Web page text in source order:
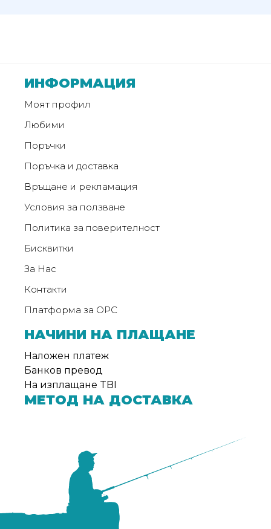
ИНФОРМАЦИЯ
Моят профил
Любими
Поръчки
Поръчка и доставка
Връщане и рекламация
Условия за ползване
Политика за поверителност
Бисквитки
За Нас
Контакти
Платформа за ОРС
НАЧИНИ НА ПЛАЩАНЕ
Наложен платеж
Банков превод
На изплащане TBI
МЕТОД НА ДОСТАВКА